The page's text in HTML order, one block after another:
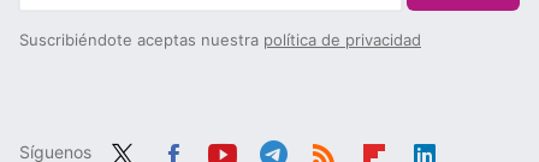
Suscribiéndote aceptas nuestra política de privacidad
Síguenos